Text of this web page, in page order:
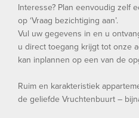
Interesse? Plan eenvoudig zelf
op ‘Vraag bezichtiging aan’.
Vul uw gegevens in en u
u direct toegang krijgt tot onze
kan inplannen op een van de
Ruim en karakteristiek
de geliefde Vruchtenbuurt –